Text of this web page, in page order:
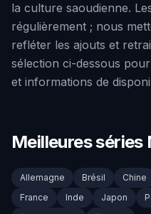
la culture saoudienne.
régulièrement ; nous
refléter les ajouts et
sélection ci-dessous
et informations de
Meilleures
Allemagne Brésil Chine
France
Inde Japon